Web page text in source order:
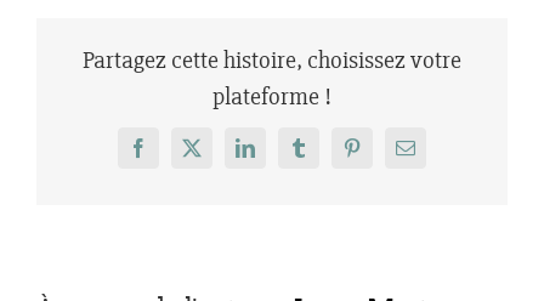
Partagez cette histoire, choisissez votre
plateforme !
Facebook
X LinkedInTumblrPinterestEmail